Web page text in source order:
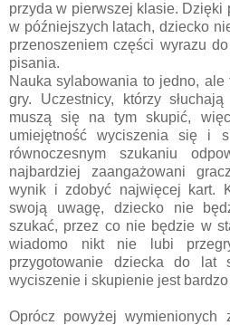
przyda w pierwszej klasie. Dzięki
w późniejszych latach, dziecko
przenoszeniem części wyrazu
pisania.
Nauka sylabowania to jedno,
gry. Uczestnicy, którzy
muszą się na tym skupić,
umiejętność wyciszenia się i
równoczesnym szukaniu
najbardziej zaangażowani
wynik i zdobyć najwięcej kart.
swoją uwagę, dziecko nie
szukać, przez co nie będzie w
wiadomo nikt nie lubi
przygotowanie dziecka do lat
wyciszenie i skupienie jest
Oprócz powyżej wymienionych